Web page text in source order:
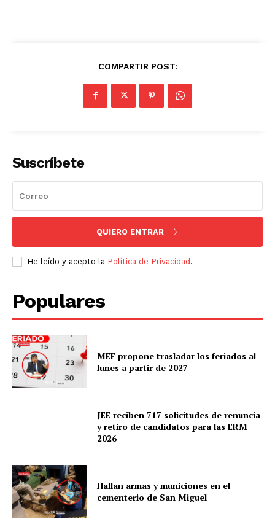
COMPARTIR POST:
Suscríbete
QUIERO ENTRAR
He leído y acepto la Política de Privacidad.
Populares
MEF propone trasladar los feriados al
lunes a partir de 2027
JEE reciben 717 solicitudes de renuncia
y retiro de candidatos para las ERM
2026
Hallan armas y municiones en el
cementerio de San Miguel